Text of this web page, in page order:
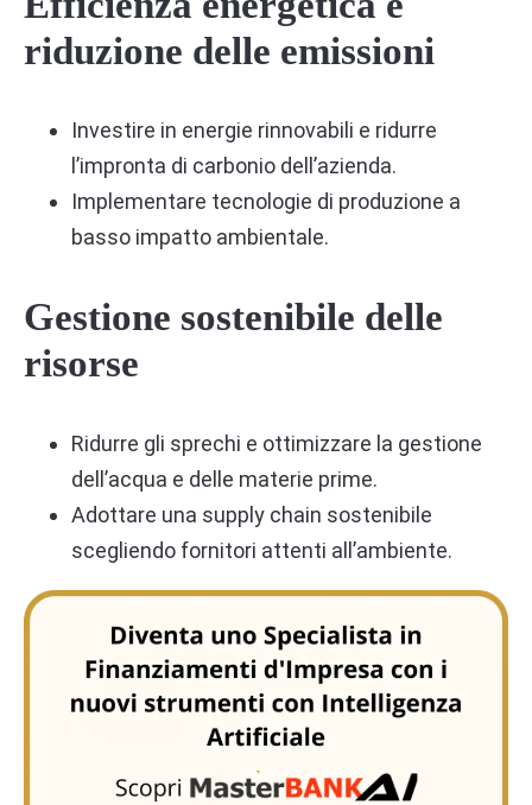
riduzione delle emissioni
Investire in energie rinnovabili e ridurre
l’impronta di carbonio dell’azienda.
Implementare tecnologie di produzione a
basso impatto ambientale.
Gestione sostenibile delle
risorse
Ridurre gli sprechi e ottimizzare la gestione
dell’acqua e delle materie prime.
Adottare una supply chain sostenibile
scegliendo fornitori attenti all’ambiente.